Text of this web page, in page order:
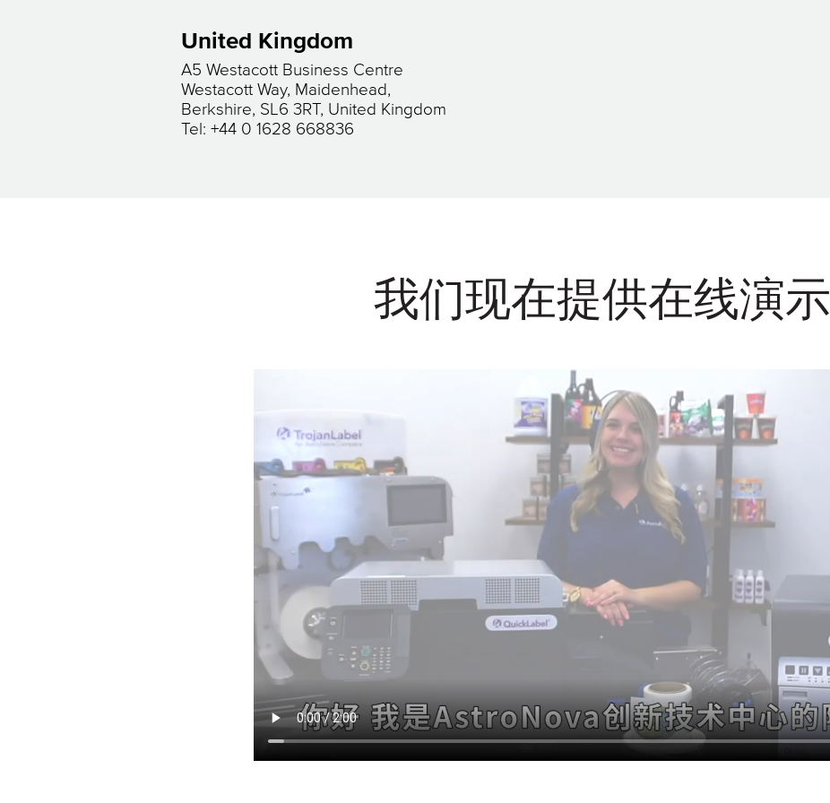
United Kingdom
A5 Westacott Business Centre
Westacott Way, Maidenhead,
Berkshire, SL6 3RT, United Kingdom
Tel: +44 0 1628 668836
我们现在提供在线演示